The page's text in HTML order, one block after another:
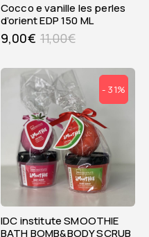
cocco e vanille les perles
d’orient EDP 150 ML
11,00€
9,00€
- 31%
IDC institute SMOOTHIE
BATH BOMB&BODY SCRUB